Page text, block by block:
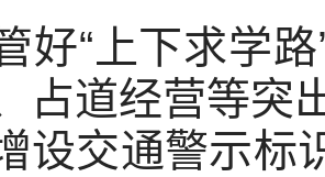
“上下求学路”
占道经营等突
设交通警示标